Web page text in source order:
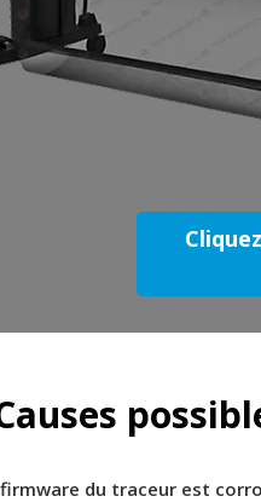
du traceur est